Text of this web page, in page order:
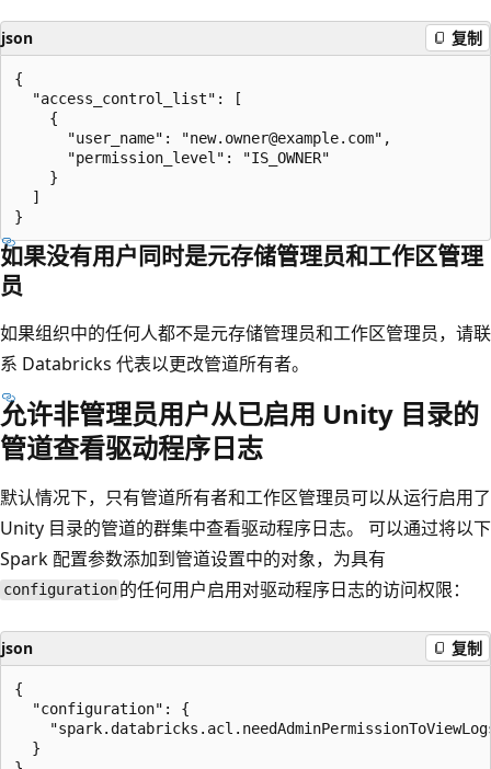
json 复制
{
  "access_control_list": [
    {
      "user_name": "new.owner@example.com",
      "permission_level": "IS_OWNER"
    }
  ]
如果没有用户同时是元存储管理员和工作区管理
员
如果组织中的任何人都不是元存储管理员和工作区管理员，请联
系 Databricks 代表以更改管道所有者。
允许非管理员用户从已启用 Unity 目录的
管道查看驱动程序日志
默认情况下，只有管道所有者和工作区管理员可以从运行启用了
Unity 目录的管道的群集中查看驱动程序日志。 可以通过将以下
Spark 配置参数添加到管道设置中的对象，为具有
configuration 的任何用户启用对驱动程序日志的访问权限：
json 复制
{
  "configuration": {
  }